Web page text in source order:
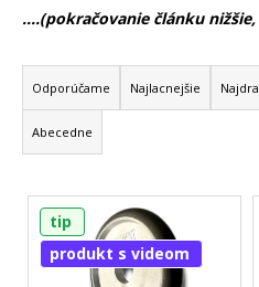
....(pokračovanie článku
R
a
d
e
i
Odporúčame Najlacnejšie
Abecedne
V
tip
produkt s videom
á
s
ť
Hľadať